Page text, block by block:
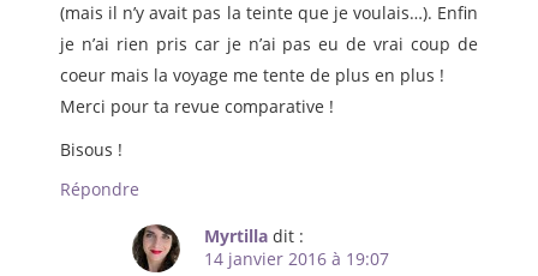
(mais il n’y avait pas la teinte que je voulais…). Enfin
je n’ai rien pris car je n’ai pas eu de vrai coup de
coeur mais la voyage me tente de plus en plus !
Merci pour ta revue comparative !
Bisous !
Répondre
Myrtilla dit :
14 janvier 2016 à 19:07